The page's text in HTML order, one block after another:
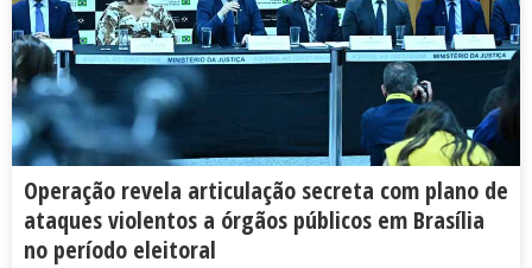
Operação revela articulação secreta com plano de
ataques violentos a órgãos públicos em Brasília
no período eleitoral